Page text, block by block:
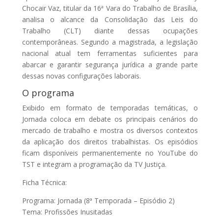
Chocair Vaz, titular da 16ª Vara do Trabalho de Brasília,
analisa o alcance da Consolidação das Leis do
Trabalho (CLT) diante dessas ocupações
contemporâneas. Segundo a magistrada, a legislação
nacional atual tem ferramentas suficientes para
abarcar e garantir segurança jurídica a grande parte
dessas novas configurações laborais.
O programa
Exibido em formato de temporadas temáticas, o
Jornada coloca em debate os principais cenários do
mercado de trabalho e mostra os diversos contextos
da aplicação dos direitos trabalhistas. Os episódios
ficam disponíveis permanentemente no YouTube do
TST e integram a programação da TV Justiça.
Ficha Técnica:
Programa: Jornada (8ª Temporada – Episódio 2)
Tema: Profissões Inusitadas